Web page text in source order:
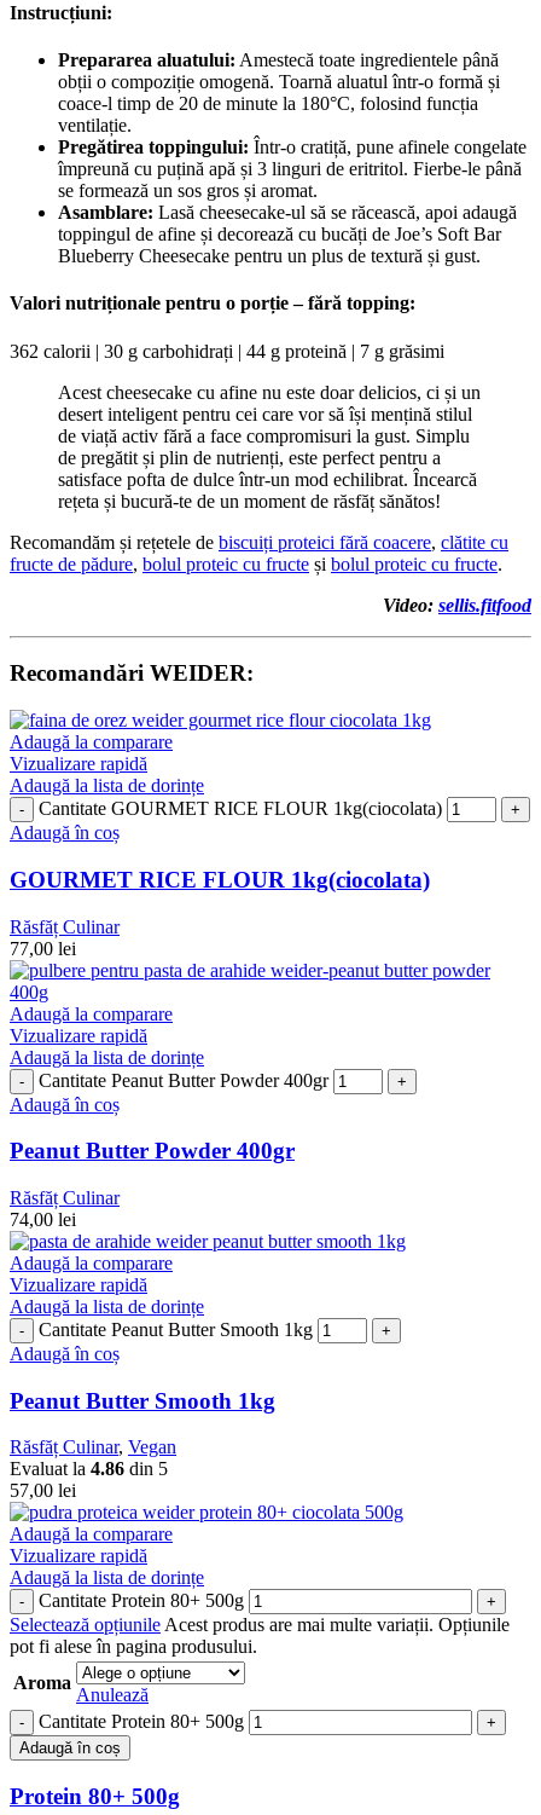
Instrucțiuni:
Prepararea aluatului: Amestecă toate ingredientele până
obții o compoziție omogenă. Toarnă aluatul într-o formă și
coace-l timp de 20 de minute la 180°C, folosind funcția
ventilație.
Pregătirea toppingului: Într-o cratiță, pune afinele congelate
împreună cu puțină apă și 3 linguri de eritritol. Fierbe-le până
se formează un sos gros și aromat.
Asamblare: Lasă cheesecake-ul să se răcească, apoi adaugă
toppingul de afine și decorează cu bucăți de Joe’s Soft Bar
Blueberry Cheesecake pentru un plus de textură și gust.
Valori nutriționale pentru o porție – fără topping:
362 calorii | 30 g carbohidrați | 44 g proteină | 7 g grăsimi
Acest cheesecake cu afine nu este doar delicios, ci și un
desert inteligent pentru cei care vor să își mențină stilul
de viață activ fără a face compromisuri la gust. Simplu
de pregătit și plin de nutrienți, este perfect pentru a
satisface pofta de dulce într-un mod echilibrat. Încearcă
rețeta și bucură-te de un moment de răsfăț sănătos!
Recomandăm și rețetele de biscuiți proteici fără coacere, clătite cu
fructe de pădure, bolul proteic cu fructe și bolul proteic cu fructe.
Video: sellis.fitfood
Recomandări WEIDER:
Adaugă la comparare
Vizualizare rapidă
Adaugă la lista de dorințe
Cantitate GOURMET RICE FLOUR 1kg(ciocolata)
Adaugă în coș
GOURMET RICE FLOUR 1kg(ciocolata)
Răsfăț Culinar
77,00 lei
Adaugă la comparare
Vizualizare rapidă
Adaugă la lista de dorințe
Cantitate Peanut Butter Powder 400gr
Adaugă în coș
Peanut Butter Powder 400gr
Răsfăț Culinar
74,00 lei
Adaugă la comparare
Vizualizare rapidă
Adaugă la lista de dorințe
Cantitate Peanut Butter Smooth 1kg
Adaugă în coș
Peanut Butter Smooth 1kg
Răsfăț Culinar, Vegan
Evaluat la 4.86 din 5
57,00 lei
Adaugă la comparare
Vizualizare rapidă
Adaugă la lista de dorințe
Cantitate Protein 80+ 500g
Selectează opțiunileAcest produs are mai multe variații. Opțiunile
pot fi alese în pagina produsului.
Aroma
Anulează
Cantitate Protein 80+ 500g
Adaugă în coș
Protein 80+ 500g